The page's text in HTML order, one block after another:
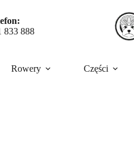
833 888
Rowery Części